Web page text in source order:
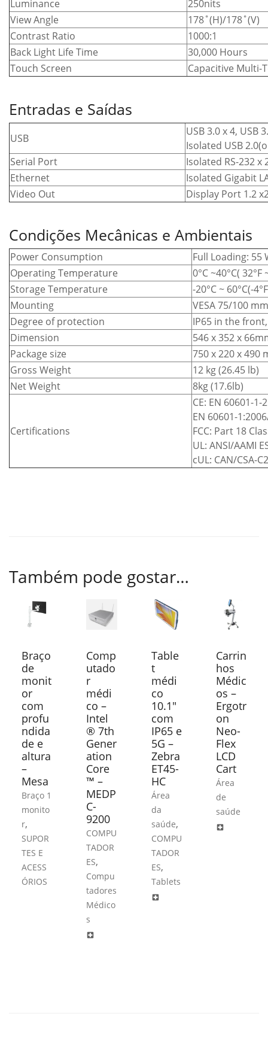
Luminance
250nits
View Angle
178˚(H)/178˚(V)
Contrast Ratio
1000:1
Back Light Life Time
30,000 Hours
Touch Screen
Capacitive Multi-
Entradas e Saídas
USB
USB 3.0 x 4, USB
Isolated USB
Serial Port
Isolated RS-232 x
Ethernet
Isolated Gigabit
Video Out
Display Port 1.2
Condições Mecânicas e Ambientais
Power Consumption
Full Loading: 55
Operating Temperature
0°C ~40°C( 32°F
Storage Temperature
-20°C ~ 60°C(-
Mounting
VESA 75/100 mm
Degree of protection
IP65 in the
Dimension
546 x 352 x
Package size
750 x 220 x 490
Gross Weight
12 kg (26.45 lb)
Net Weight
8kg (17.6lb)
Certifications
CE: EN 60601-1-
EN 60601-
FCC: Part 18
UL: ANSI/AAMI
cUL: CAN/CSA-
Também pode gostar…
Braço
de
monit
or
com
profu
ndida
de e
altura
–
Mesa
Braço 1
monito
r,
SUPOR
TES E
ACESS
ÓRIOS
Comp
utado
r
médi
co –
Intel
® 7th
Gener
ation
Core
™ –
MEDP
C-
9200
COMPU
TADOR
ES,
Compu
tadores
Médico
s
local_hospital
Table
t
médi
co
10.1″
com
IP65 e
5G –
Zebra
ET45-
HC
Área
da
saúde,
COMPU
TADOR
ES,
Tablets
local_hospital
Carrin
hos
Médic
os –
Ergotr
on
Neo-
Flex
LCD
Cart
Área
de
saúde
local_hospital